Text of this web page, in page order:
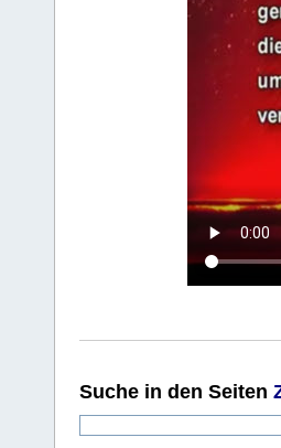
Suche in den Seiten